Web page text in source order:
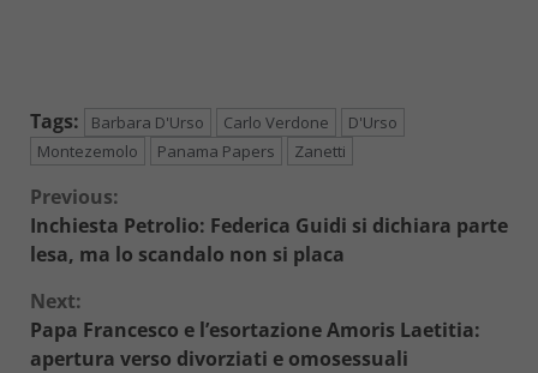
Tags: Barbara D'Urso Carlo Verdone
D'Urso
Montezemolo
Panama Papers Zanetti
Continue
Reading
Previous:
Inchiesta Petrolio: Federica Guidi si dichiara parte
lesa, ma lo scandalo non si placa
Next:
Papa Francesco e l’esortazione Amoris Laetitia:
apertura verso divorziati e omosessuali